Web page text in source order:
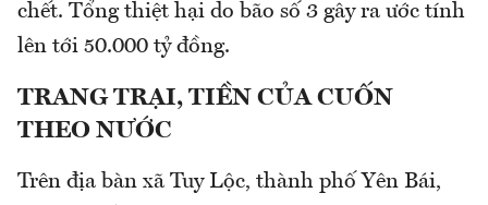
chết. Tổng thiệt hại do bão số 3 gây ra ước tính
lên tới 50.000 tỷ đồng.
TRANG TRẠI, TIỀN CỦA CUỐN
THEO NƯỚC
Trên địa bàn xã Tuy Lộc, thành phố Yên Bái,